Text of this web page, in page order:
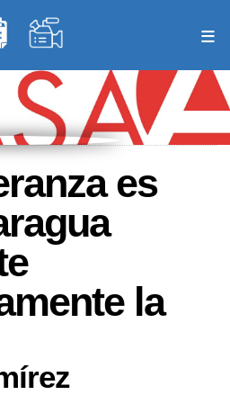
al
principal
es
la